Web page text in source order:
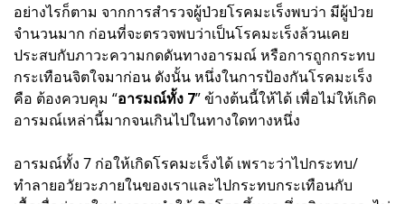
อย่างไรก็ตาม จากการสำรวจผู้ป่วยโรคมะเร็งพบว่า มีผู้ป่วย
จำนวนมาก ก่อนที่จะตรวจพบว่าเป็นโรคมะเร็งล้วนเคย
ประสบกับภาวะความกดดันทางอารมณ์ หรือการถูกกระทบ
กระเทือนจิตใจมาก่อน ดังนั้น หนึ่งในการป้องกันโรคมะเร็ง
คือ ต้องควบคุม “อารมณ์ทั้ง 7” ข้างต้นนี้ให้ได้ เพื่อไม่ให้เกิด
อารมณ์เหล่านี้มากจนเกินไปในทางใดทางหนึ่ง
อารมณ์ทั้ง 7 ก่อให้เกิดโรคมะเร็งได้ เพราะว่าไปกระทบ/
ทำลายอวัยวะภายในของเราและไปกระทบกระเทือนกับ